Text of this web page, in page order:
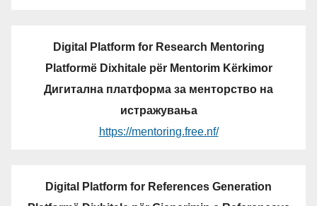
Digital Platform for Research Mentoring
Platformë Dixhitale për Mentorim Kërkimor
Дигитална платформа за менторство на
истражувања
https://mentoring.free.nf/
Digital Platform for References Generation